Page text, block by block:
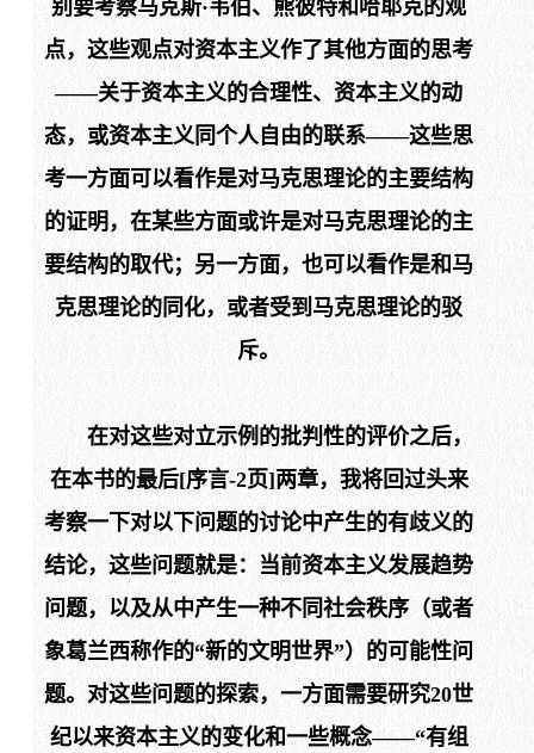
别要考察马克斯·韦伯、熊彼特和哈耶克的观
点，这些观点对资本主义作了其他方面的思考
——关于资本主义的合理性、资本主义的动
态，或资本主义同个人自由的联系——这些思
考一方面可以看作是对马克思理论的主要结构
的证明，在某些方面或许是对马克思理论的主
要结构的取代；另一方面，也可以看作是和马
克思理论的同化，或者受到马克思理论的驳
斥。
在对这些对立示例的批判性的评价之后，
在本书的最后[序言-2页]两章，我将回过头来
考察一下对以下问题的讨论中产生的有歧义的
结论，这些问题就是：当前资本主义发展趋势
问题，以及从中产生一种不同社会秩序（或者
象葛兰西称作的“新的文明世界”）的可能性问
题。对这些问题的探索，一方面需要研究20世
纪以来资本主义的变化和一些概念——“有组